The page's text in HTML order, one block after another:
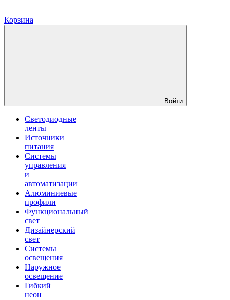
Корзина
Войти
Светодиодные
ленты
Источники
питания
Системы
управления
и
автоматизации
Алюминиевые
профили
Функциональный
свет
Дизайнерский
свет
Системы
освещения
Наружное
освещение
Гибкий
неон